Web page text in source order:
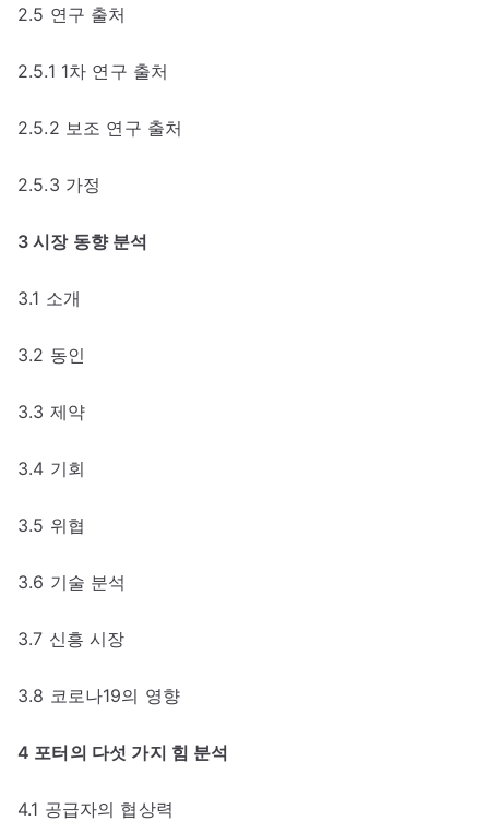
2.5 연구 출처
2.5.1 1차 연구 출처
2.5.2 보조 연구 출처
2.5.3 가정
3 시장 동향 분석
3.1 소개
3.2 동인
3.3 제약
3.4 기회
3.5 위협
3.6 기술 분석
3.7 신흥 시장
3.8 코로나19의 영향
4 포터의 다섯 가지 힘 분석
4.1 공급자의 협상력